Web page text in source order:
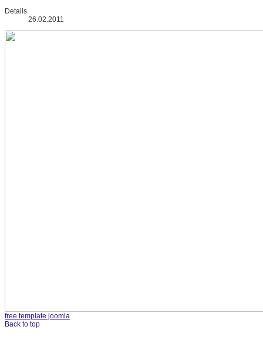
Details
26.02.2011
free template joomla
Back to top